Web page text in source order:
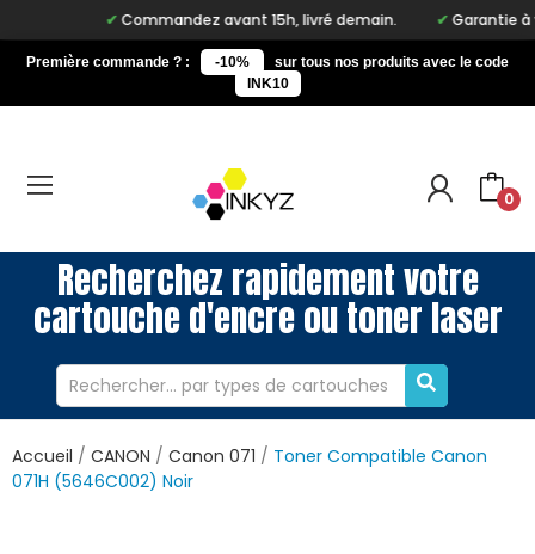
Commandez avant 15h, livré demain. Garantie à vie
Première commande ? : -10%
sur tous nos produits avec le code
INK10
0
Recherchez rapidement votre
cartouche d'encre ou toner laser
Accueil CANON Canon 071
Toner Compatible Canon
071H (5646C002) Noir